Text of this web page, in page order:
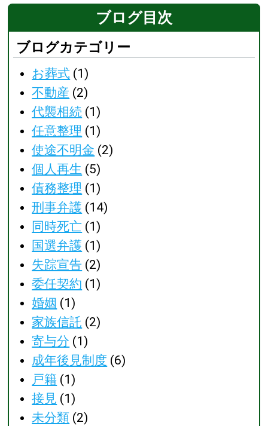
ブログ目次
ブログカテゴリー
お葬式 (1)
不動産 (2)
代襲相続 (1)
任意整理 (1)
使途不明金 (2)
個人再生 (5)
債務整理 (1)
刑事弁護 (14)
同時死亡 (1)
国選弁護 (1)
失踪宣告 (2)
委任契約 (1)
婚姻 (1)
家族信託 (2)
寄与分 (1)
成年後見制度 (6)
戸籍 (1)
接見 (1)
未分類 (2)